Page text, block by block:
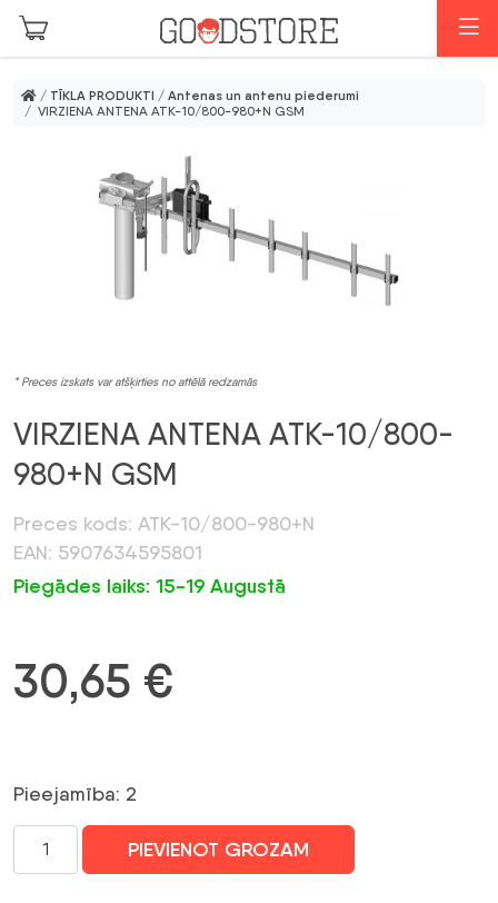
Skip to main content
/ TĪKLA PRODUKTI / Antenas un antenu piederumi
/ VIRZIENA ANTENA ATK-10/800-980+N GSM
* Preces izskats var atšķirties no attēlā redzamās
VIRZIENA ANTENA ATK-10/800-
980+N GSM
Preces kods: ATK-10/800-980+N
EAN: 5907634595801
Piegādes laiks: 15-19 Augustā
30,65 €
Pieejamība: 2
VIRZIENA
ANTENA
PIEVIENOT GROZAM